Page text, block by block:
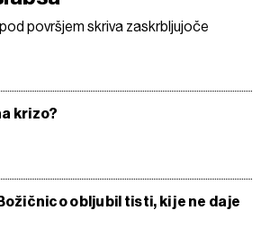
površjem skriva zaskrbljujoče
krizo?
obljubil tisti, ki je ne daje